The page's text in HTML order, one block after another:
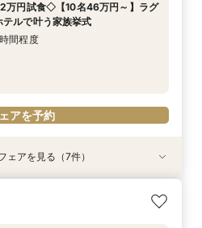
16:00〜
16:00〜
16:00〜
16:00〜
16:00〜
16:00〜
談会【1日で完結】
間程度
万円試食◇【10名46万円～】ラグ
テルで叶う家族挙式
間程度
アを予約
定】【パパママ応援！】マタニティ
婚相談会
定】【挙式＋少人数会食検討の方必
ームパーティ
定】【3カ月以内で叶える高コスパ
ャペル×選べる会場
定】先輩花嫁大絶賛♪☆リゾート挙
ーティ－相談会☆
定】衣装サロン見学付き相談会♪ブ
！【衣装特典も】
☆【限定10組*10名46万円】家
会食×自然光チャペル
定】来館で10,000円・さらにご成
の電子マネープレゼントキャン
ェアを見る（7件）